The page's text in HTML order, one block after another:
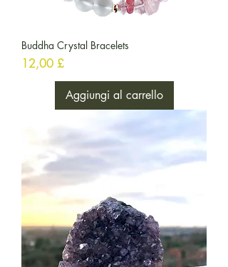
Buddha Crystal Bracelets
Prezzo
12,00 £
Aggiungi al carrello